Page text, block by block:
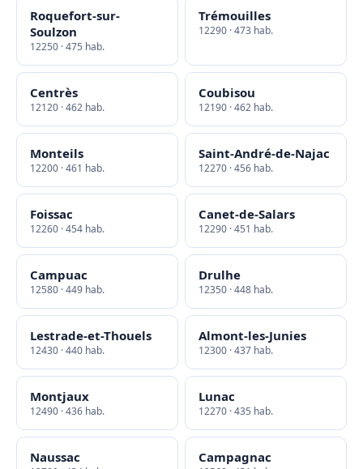
Roquefort-sur-
Soulzon
12250 · 475 hab.
Trémouilles
12290 · 473 hab.
Centrès
12120 · 462 hab.
Coubisou
12190 · 462 hab.
Monteils
12200 · 461 hab.
Saint-André-de-Najac
12270 · 456 hab.
Foissac
12260 · 454 hab.
Canet-de-Salars
12290 · 451 hab.
Campuac
12580 · 449 hab.
Drulhe
12350 · 448 hab.
Lestrade-et-Thouels
12430 · 440 hab.
Almont-les-Junies
12300 · 437 hab.
Montjaux
12490 · 436 hab.
Lunac
12270 · 435 hab.
Naussac Campagnac